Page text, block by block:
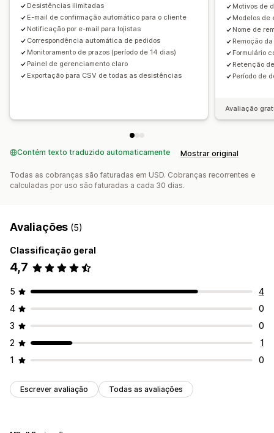
Desistências ilimitadas
E-mail de confirmação automático para o cliente
Notificação por e-mail para lojistas
Correspondência automática de pedidos
Monitoramento de prazos (período de 14 dias)
Painel de gerenciamento claro
Exportação para CSV de todas as desistências
Motivos de
Modelos de
Nome de
Remoção
Formulário
Retenção
Período de
Avaliação
Contém texto traduzido automaticamente Mostrar original
Todas as cobranças são faturadas em USD. Cobranças recorrentes e
calculadas por uso são faturadas a cada 30 dias.
Avaliações (5)
Classificação geral
4,7
5
4
4
0
3
0
2
1
1
0
Escrever avaliação Todas as avaliações